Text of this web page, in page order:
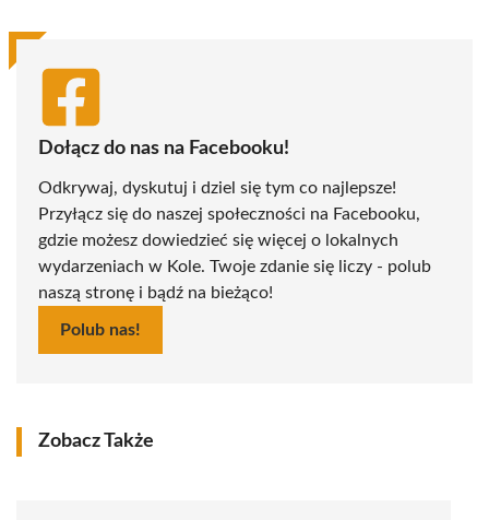
Dołącz do nas na Facebooku!
Odkrywaj, dyskutuj i dziel się tym co najlepsze!
Przyłącz się do naszej społeczności na Facebooku,
gdzie możesz dowiedzieć się więcej o lokalnych
wydarzeniach w Kole. Twoje zdanie się liczy - polub
naszą stronę i bądź na bieżąco!
Polub nas!
Zobacz Także